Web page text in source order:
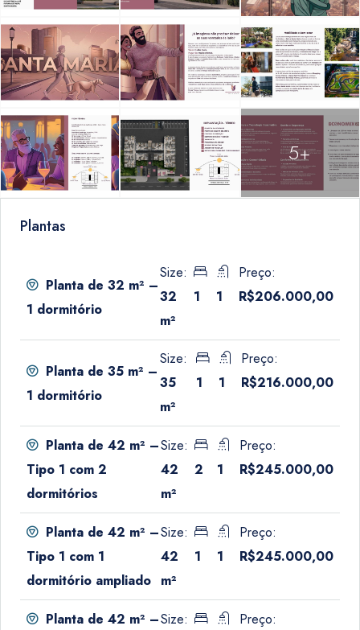
5+
Plantas
Planta de 32 m² –
1 dormitório
Size:
32
m²
1 1
Preço:
R$206.000,00
Planta de 35 m² –
1 dormitório
Size:
35
m²
1 1
Preço:
R$216.000,00
Planta de 42 m² –
Tipo 1 com 2
dormitórios
Size:
42
m²
2 1
Preço:
R$245.000,00
Planta de 42 m² –
Tipo 1 com 1
dormitório ampliado
Size:
42
m²
1 1
Preço:
R$245.000,00
Planta de 42 m² –Size:
Preço: